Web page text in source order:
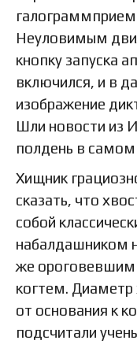
Неуловимым
кнопку запуска
включился, и в
изображение
Шли новости из
полдень в самом
Хищник
сказать, что
собой
набалдашником
же
когтем.
от основания к
подсчитали